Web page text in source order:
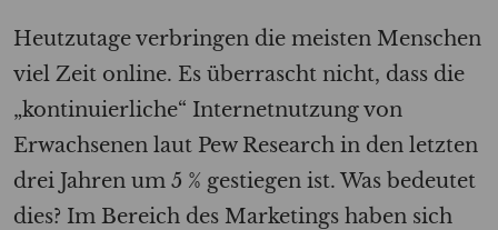
Heutzutage verbringen die meisten Menschen
viel Zeit online. Es überrascht nicht, dass die
„kontinuierliche“ Internetnutzung von
Erwachsenen laut Pew Research in den letzten
drei Jahren um 5 % gestiegen ist. Was bedeutet
dies? Im Bereich des Marketings haben sich